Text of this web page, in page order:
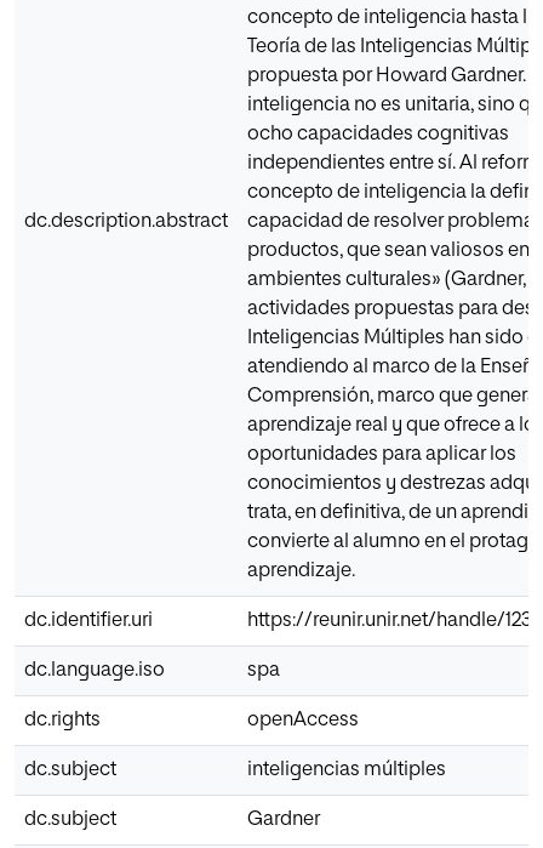
dc.description.abstract
concepto de inteligencia hasta
Teoría de las Inteligencias
propuesta por Howard Gardner.
inteligencia no es unitaria, sino
ocho capacidades cognitivas
independientes entre sí. Al
concepto de inteligencia la
capacidad de resolver
productos, que sean valiosos en
ambientes culturales» (Gardner,
actividades propuestas para
Inteligencias Múltiples han sido
atendiendo al marco de la
Comprensión, marco que genera
aprendizaje real y que ofrece a
oportunidades para aplicar los
conocimientos y destrezas
trata, en definitiva, de un
convierte al alumno en el
aprendizaje.
dc.identifier.uri https://reunir.unir.net/handle/
dc.language.iso spa
dc.rights openAccess
dc.subject inteligencias múltiples
dc.subject Gardner